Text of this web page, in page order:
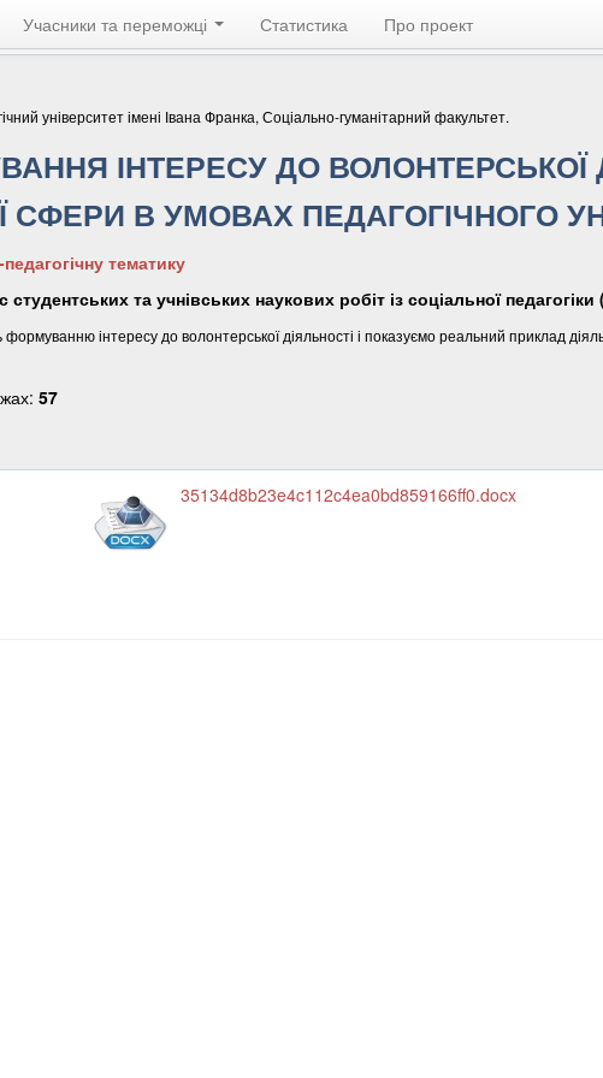
Учасники та переможці Статистика Про проект
університет імені Івана Франка, Соціально-гуманітарний факультет.
ІНТЕРЕСУ ДО ВОЛОНТЕРСЬКОЇ
СФЕРИ В УМОВАХ ПЕДАГОГІЧНОГО
тематику
та учнівських наукових робіт із соціальної педагогіки
інтересу до волонтерської діяльності і показуємо реальний приклад
57
35134d8b23e4c112c4ea0bd859166ff0.docx